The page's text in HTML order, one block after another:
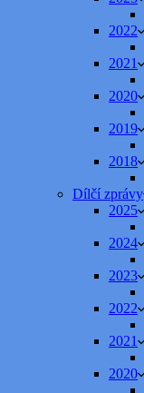
2022
2021
2020
2019
2018
Dílčí zprávy
2025
2024
2023
2022
2021
2020